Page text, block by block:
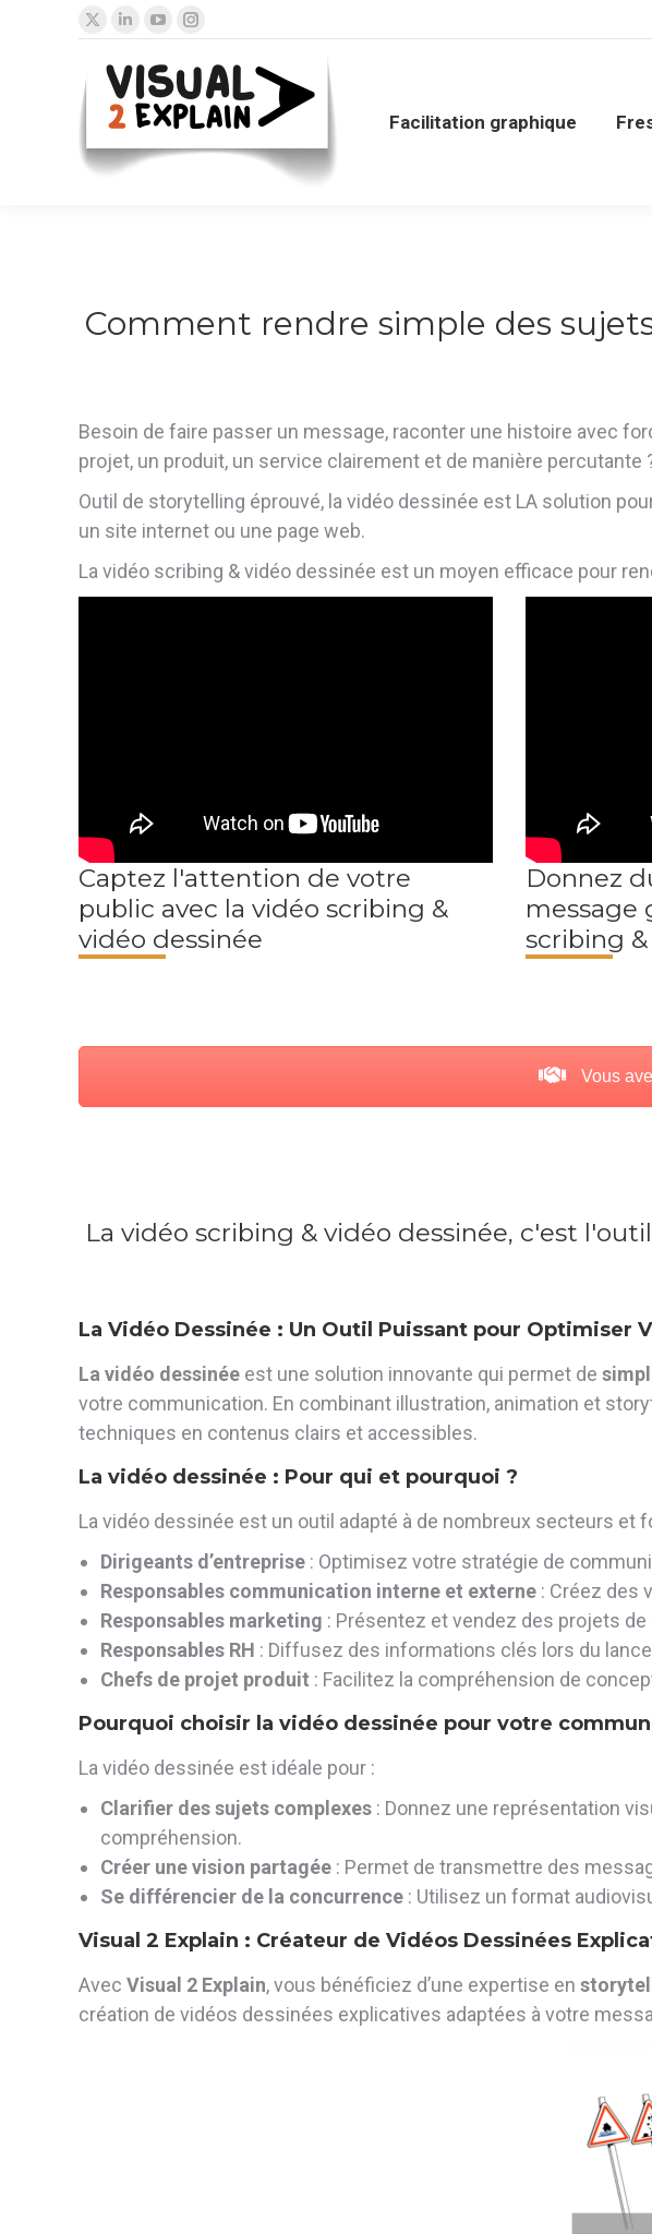
X
page
opens
new
window
LinkedIn
page
opens
in
new
window
YouTube
page
opens
in
new
Instagram
page
opens
in
new
Facilitation graphique
Comment rendre simple des
Besoin de faire passer un message, raconter une histoire avec
projet, un produit, un service clairement et de manière percutante
Outil de storytelling éprouvé, la vidéo dessinée est LA solution
un site internet ou une page web.
La vidéo scribing & vidéo dessinée est un moyen efficace pour
Captez l'attention de votre
public avec la vidéo scribing &
vidéo dessinée
Donnez
message
scribing
Vous
La vidéo scribing & vidéo dessinée, c'est
La Vidéo Dessinée : Un Outil Puissant pour
La vidéo dessinée est une solution innovante qui permet de
votre communication. En combinant illustration, animation et
techniques en contenus clairs et accessibles.
La vidéo dessinée : Pour qui et pourquoi ?
La vidéo dessinée est un outil adapté à de nombreux secteurs et
Dirigeants d’entreprise : Optimisez votre stratégie de
Responsables communication interne et externe : Créez des
Responsables marketing : Présentez et vendez des projets
Responsables RH : Diffusez des informations clés lors du
Chefs de projet produit : Facilitez la compréhension de
Pourquoi choisir la vidéo dessinée pour votre
La vidéo dessinée est idéale pour :
Clarifier des sujets complexes : Donnez une représentation
compréhension.
Créer une vision partagée : Permet de transmettre des
Se différencier de la concurrence : Utilisez un format
Visual 2 Explain : Créateur de Vidéos Dessinées
Avec Visual 2 Explain, vous bénéficiez d’une expertise en
création de vidéos dessinées explicatives adaptées à votre